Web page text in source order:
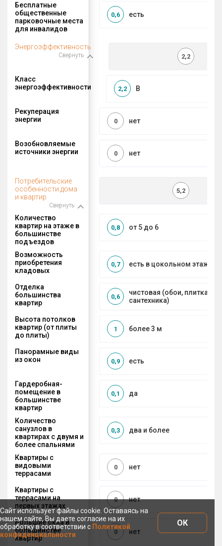
Бесплатные
общественные
парковочные места
для инвалидов
есть
0,6
Энергоэффективность
Свернуть 2,2
Класс
энергоэффективности
B
2,2
Рекуперация
энергии
нет
0
Возобновляемые
источники энергии
нет
0
Потребительские
особенности дома
и квартир
Свернуть
5,2
Количество
квартир на этаже в
большинстве
подъездов
от 5 до 6
0,8
Возможность
приобретения
кладовых
есть в цокольном этаже
0,7
Отделка
большинства
квартир
чистовая (обои, плитка,
сантехника)
0,6
Высота потолков
квартир (от плиты
до плиты)
более 3 м
1
Панорамные виды
из окон
есть
0,9
Гардеробная-
помещение в
большинстве
квартир
да
0,1
Количество
санузлов в
квартирах с двумя и
более спальнями
два и более
0,3
Квартиры с
видовыми
террасами
нет
0
Квартиры с
террасами на
первых этажах
нет
0
Большие окна в
большинстве
квартир
нет
0
Сайт использует файлы cookie. Оставаясь на
нашем сайте, Вы даете согласие на их
обработку в соответствии с Политикой
конфиденциальности
ОК